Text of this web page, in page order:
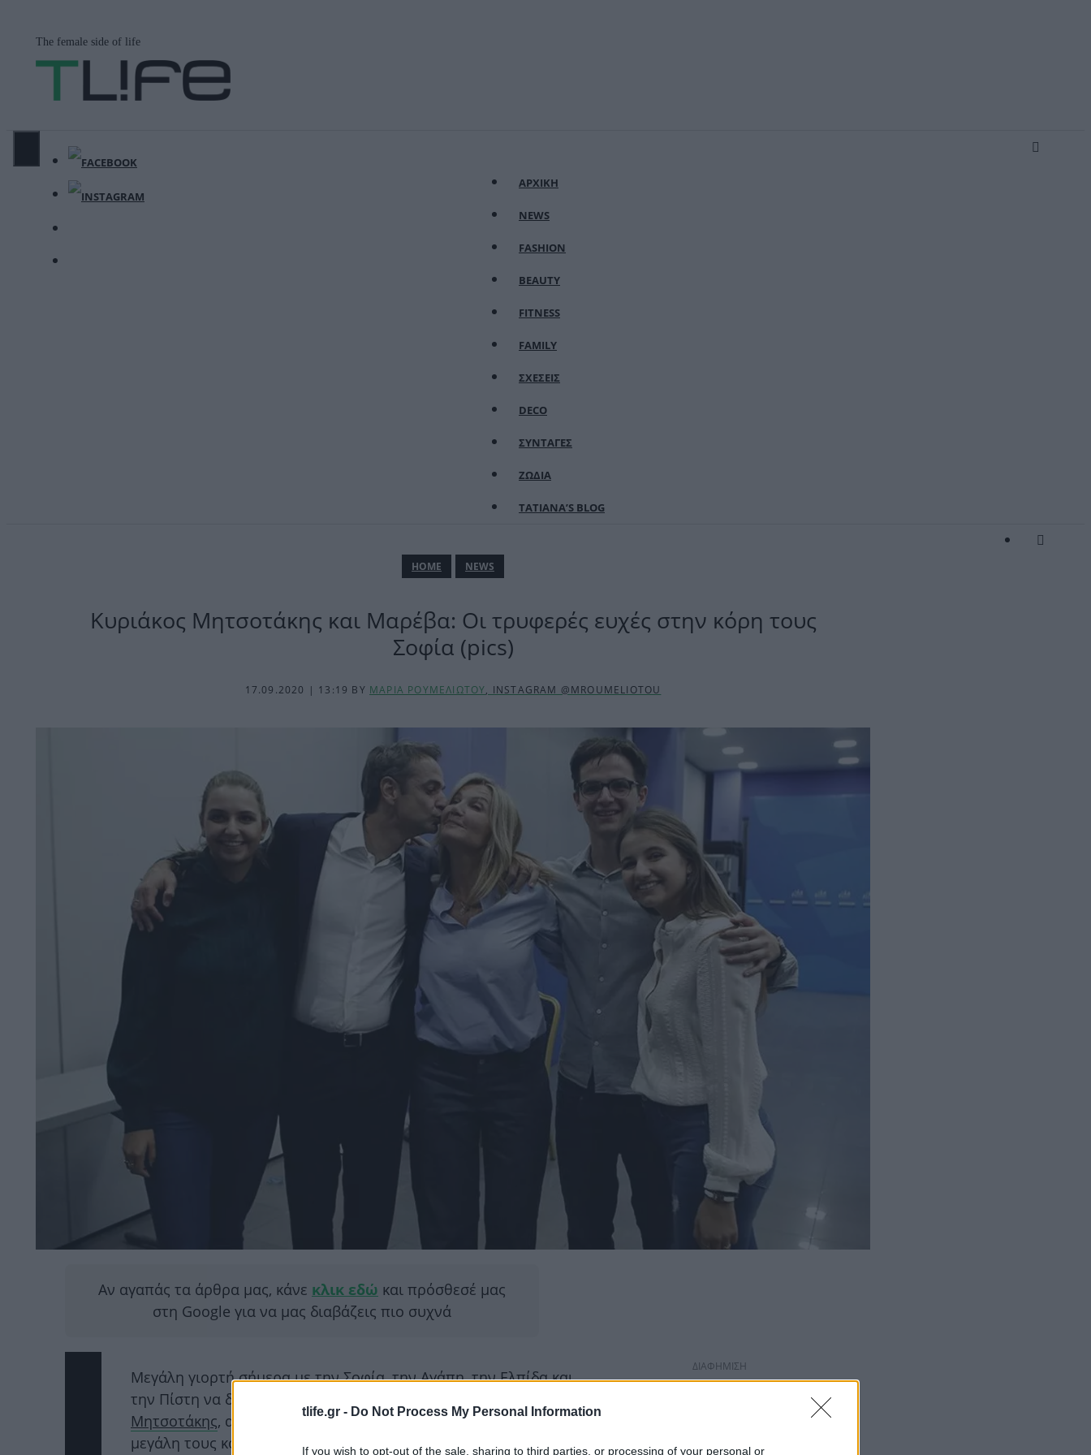
tlife.gr - Do Not Process My Personal Information
If you wish to opt-out of the sale, sharing to third parties, or processing of your personal or
περιεχόμενο
The female side of life
ΑΡΧΙΚΗ
NEWS
FASHION
BEAUTY
FITNESS
FAMILY
ΣΧΕΣΕΙΣ
DECO
ΣΥΝΤΑΓΕΣ
ΖΩΔΙΑ
TATIANA’S BLOG
ΗΟΜΕ NEWS
Kυριάκος Μητσοτάκης και Μαρέβα: Οι τρυφερές ευχές στην κόρη τους
Σοφία (pics)
17.09.2020 | 13:19 BY ΜΑΡΙΑ ΡΟΥΜΕΛΙΩΤΟΥ, INSTAGRAM @MROUMELIOTOU
Αν αγαπάς τα άρθρα μας, κάνε κλικ εδώ και πρόσθεσέ μας
στη Google για να μας διαβάζεις πιο συχνά
Mεγάλη γιορτή σήμερα με την Σοφία, την Αγάπη, την Ελπίδα και
την Πίστη να δέχονται ευχές! Ο Πρωθυπουργός
Μητσοτάκης, αλλά και η σύζυγός του,Μαρέβα , δεν ξέχασαν την
μεγάλη τους κόρη Σοφία που έχει σήμερα την ονομαστική της
ΔΙΑΦΗΜΙΣΗ